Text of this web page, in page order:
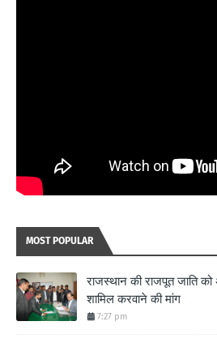
MOST POPULAR
राजस्थान की राजपूत जाति को
शामिल करवाने की मांग
7:27 pm